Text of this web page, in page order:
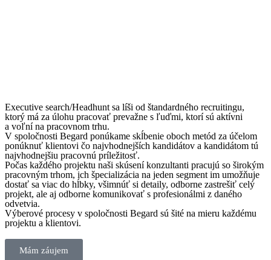
Executive search/Headhunt sa líši od štandardného recruitingu,
ktorý má za úlohu pracovať prevažne s ľuďmi, ktorí sú aktívni
a voľní na pracovnom trhu.
V spoločnosti Begard ponúkame skĺbenie oboch metód za účelom
ponúknuť klientovi čo najvhodnejších kandidátov a kandidátom tú
najvhodnejšiu pracovnú príležitosť.
Počas každého projektu naši skúsení konzultanti pracujú so širokým
pracovným trhom, ich špecializácia na jeden segment im umožňuje
dostať sa viac do hĺbky, všimnúť si detaily, odborne zastrešiť celý
projekt, ale aj odborne komunikovať s profesionálmi z daného
odvetvia.
Výberové procesy v spoločnosti Begard sú šité na mieru každému
projektu a klientovi.
Mám záujem